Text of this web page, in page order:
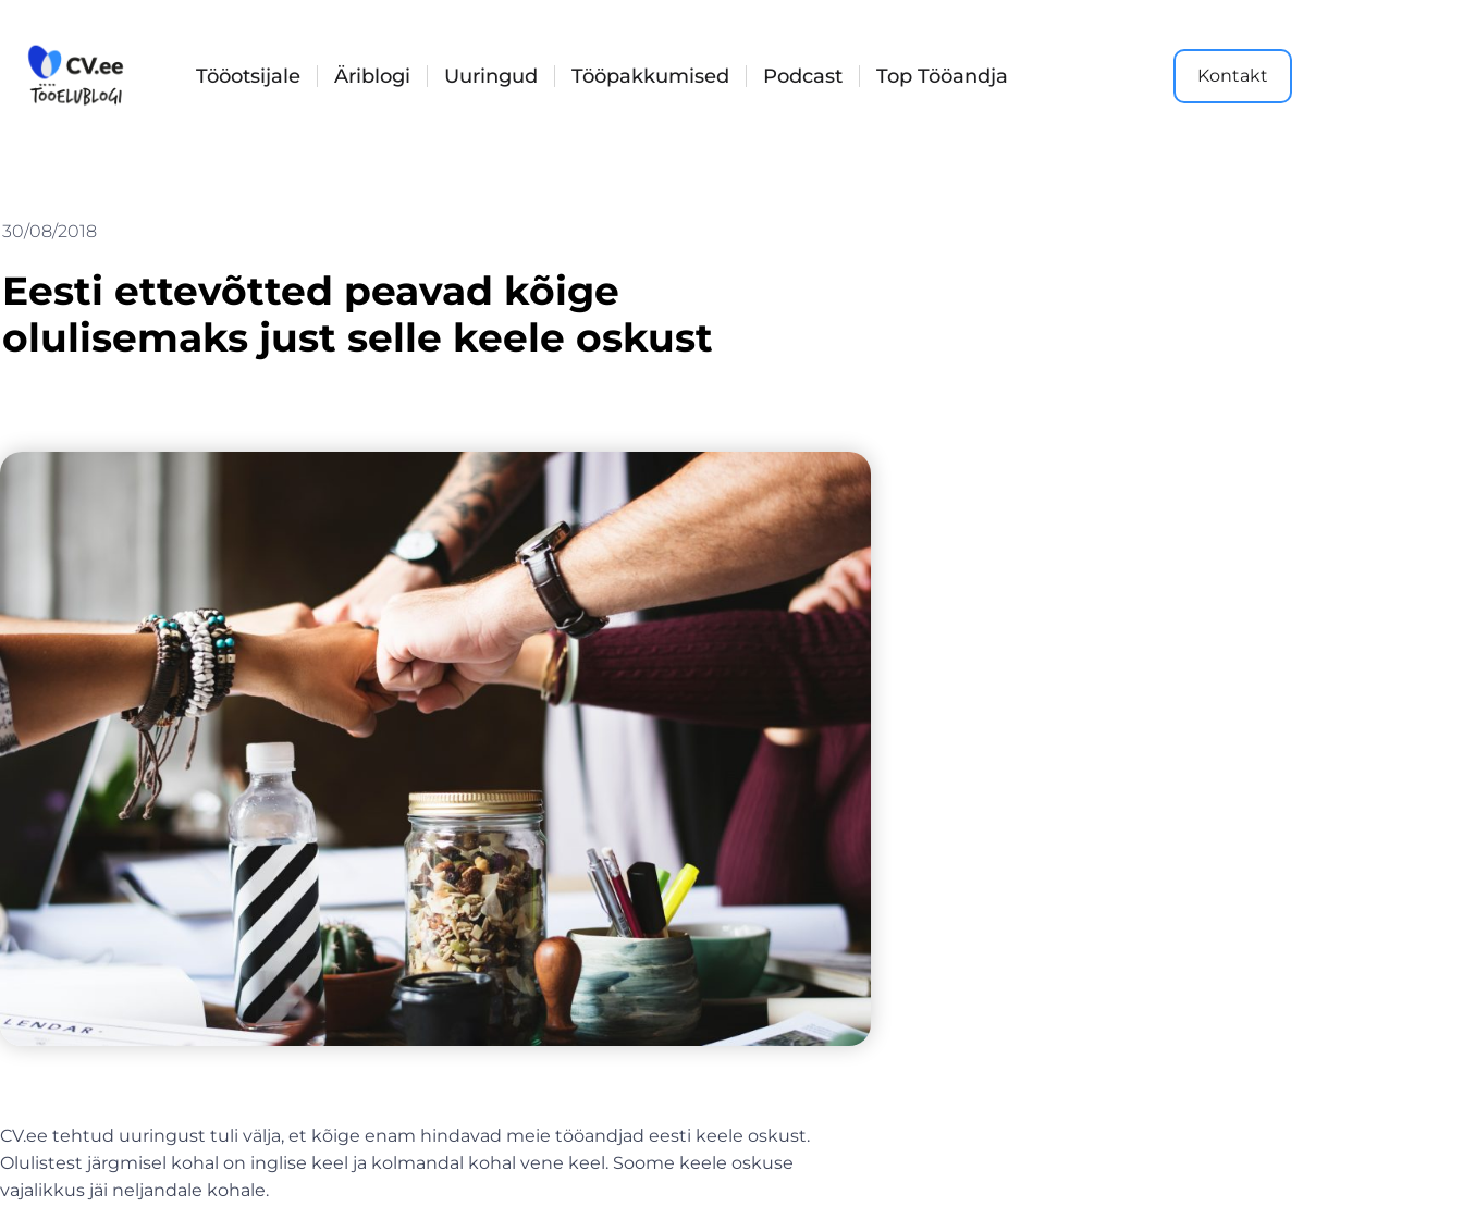
content
Tööotsijale Äriblogi Uuringud Tööpakkumised Podcast Top Tööandja Kontakt
30/08/2018
Eesti ettevõtted peavad kõige
olulisemaks just selle keele oskust
CV.ee tehtud uuringust tuli välja, et kõige enam hindavad meie tööandjad eesti keele oskust.
Olulistest järgmisel kohal on inglise keel ja kolmandal kohal vene keel. Soome keele oskuse
vajalikkus jäi neljandale kohale.